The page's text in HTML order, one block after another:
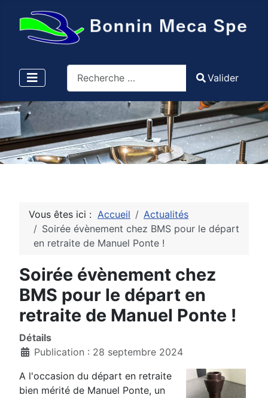
Valider
Type 2 or more characters for results.
Valider
Vous êtes ici : Accueil
Actualités
Soirée évènement chez BMS pour le départ
en retraite de Manuel Ponte !
Soirée évènement chez
BMS pour le départ en
retraite de Manuel Ponte !
Détails
Publication : 28 septembre 2024
A l'occasion du départ en retraite
bien mérité de Manuel Ponte, un